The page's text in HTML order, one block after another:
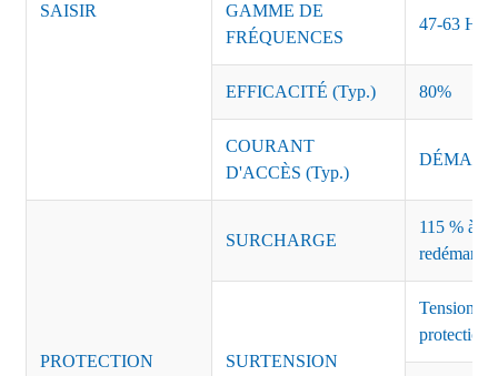
SAISIR
GAMME DE
FRÉQUENCES
47-63 Hz
EFFICACITÉ (Typ.) 80%
COURANT
D'ACCÈS (Typ.)
PROTECTION
SURCHARGE
115 % à
SURTENSION
Tension
protection